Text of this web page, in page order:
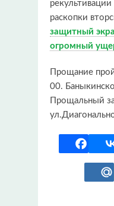
раскопки
защитный
огромный
Прощание
00.
Прощальный